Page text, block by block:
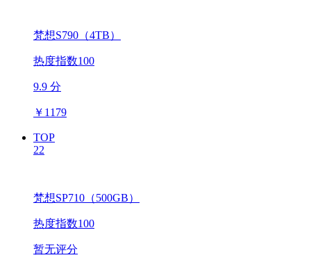
梵想S790（4TB）
热度指数100
9.9 分
￥ 1179
TOP
22
梵想SP710（500GB）
热度指数100
暂无评分